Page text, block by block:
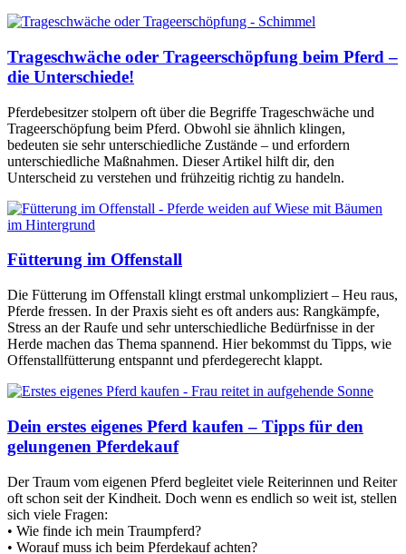
Trageschwäche oder Trageerschöpfung beim Pferd –
die Unterschiede!
Pferdebesitzer stolpern oft über die Begriffe Trageschwäche und
Trageerschöpfung beim Pferd. Obwohl sie ähnlich klingen,
bedeuten sie sehr unterschiedliche Zustände – und erfordern
unterschiedliche Maßnahmen. Dieser Artikel hilft dir, den
Unterscheid zu verstehen und frühzeitig richtig zu handeln.
Fütterung im Offenstall
Die Fütterung im Offenstall klingt erstmal unkompliziert – Heu raus,
Pferde fressen. In der Praxis sieht es oft anders aus: Rangkämpfe,
Stress an der Raufe und sehr unterschiedliche Bedürfnisse in der
Herde machen das Thema spannend. Hier bekommst du Tipps, wie
Offenstallfütterung entspannt und pferdegerecht klappt.
Dein erstes eigenes Pferd kaufen – Tipps für den
gelungenen Pferdekauf
Der Traum vom eigenen Pferd begleitet viele Reiterinnen und Reiter
oft schon seit der Kindheit. Doch wenn es endlich so weit ist, stellen
sich viele Fragen:
• Wie finde ich mein Traumpferd?
• Worauf muss ich beim Pferdekauf achten?